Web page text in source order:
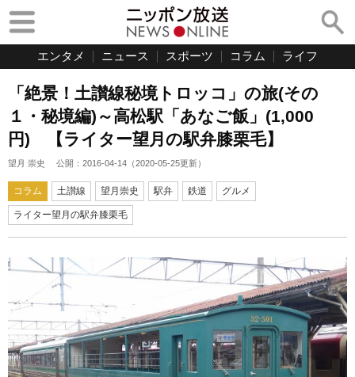
エンタメ ニュース スポーツ コラム ライフ
「絶景！土讃線秘境トロッコ」の旅(その
１・秘境編)～高松駅「あなご飯」(1,000
円) 【ライター望月の駅弁膝栗毛】
望月 崇史 公開： 2016-04-14 （2020-05-25更新）
コラム 土讃線 望月崇史 駅弁 鉄道 グルメ
ライター望月の駅弁膝栗毛